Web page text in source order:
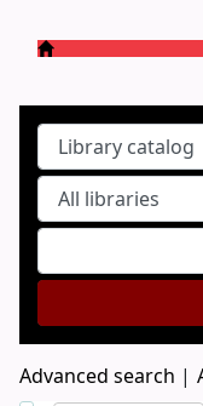
Advanced search